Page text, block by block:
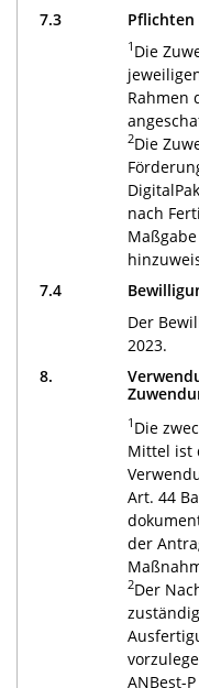
7.3
Pflichten
1 Die
Rahmen
2Die
nach
7.4
Der
2023.
8.
1 Die
Mittel ist
Art. 44
der
2Der
ANBest-